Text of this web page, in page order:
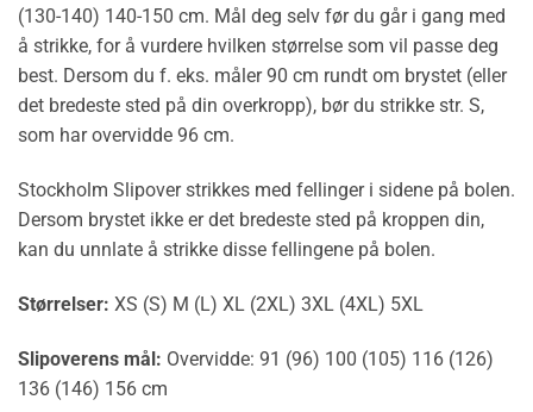
(130-140) 140-150 cm. Mål deg selv før du går i gang med
å strikke, for å vurdere hvilken størrelse som vil passe deg
best. Dersom du f. eks. måler 90 cm rundt om brystet (eller
det bredeste sted på din overkropp), bør du strikke str. S,
som har overvidde 96 cm.
Stockholm Slipover strikkes med fellinger i sidene på bolen.
Dersom brystet ikke er det bredeste sted på kroppen din,
kan du unnlate å strikke disse fellingene på bolen.
Størrelser: XS (S) M (L) XL (2XL) 3XL (4XL) 5XL
Slipoverens mål: Overvidde: 91 (96) 100 (105) 116 (126)
136 (146) 156 cm